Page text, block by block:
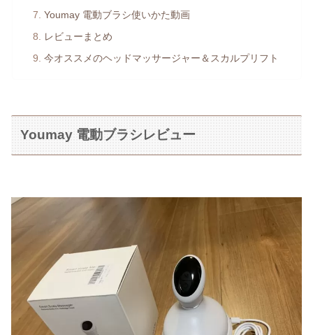
Youmay 電動ブラシ使いかた動画
レビューまとめ
今オススメのヘッドマッサージャー＆スカルプリフト
Youmay 電動ブラシレビュー